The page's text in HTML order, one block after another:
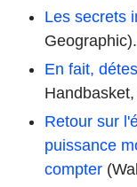
Les secrets
Geographic).
En fait,
Retour sur
puissance
compter